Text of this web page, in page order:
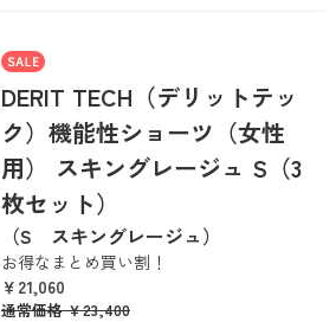
DERIT TECH（デリットテッ
ク）機能性ショーツ（女性
用） スキングレージュ S（3
枚セット）
（S スキングレージュ）
お得なまとめ買い割！
￥21,060
通常価格￥23,400